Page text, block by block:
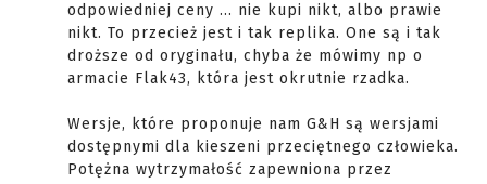
odpowiedniej ceny ... nie kupi nikt, albo prawie
nikt. To przecież jest i tak replika. One są i tak
droższe od oryginału, chyba że mówimy np o
armacie Flak43, która jest okrutnie rzadka.
Wersje, które proponuje nam G&H są wersjami
dostępnymi dla kieszeni przeciętnego człowieka.
Potężna wytrzymałość zapewniona przez